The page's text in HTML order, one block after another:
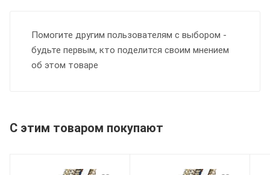
Помогите другим пользователям с выбором -
будьте первым, кто поделится своим мнением
об этом товаре
С этим товаром покупают